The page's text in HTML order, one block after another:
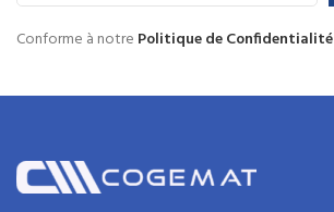
Conforme à notre Politique de Confidentialité